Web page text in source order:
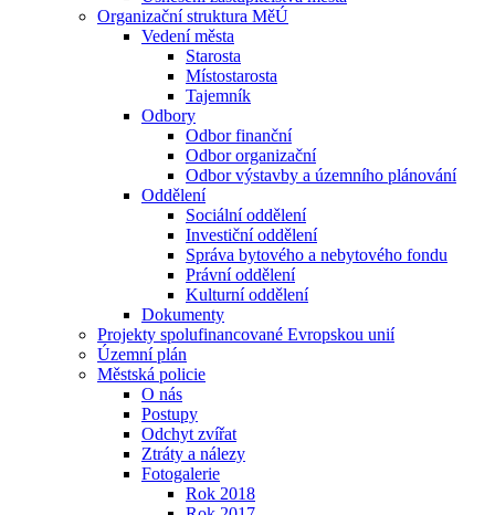
Organizační struktura MěÚ
Vedení města
Starosta
Místostarosta
Tajemník
Odbory
Odbor finanční
Odbor organizační
Odbor výstavby a územního plánování
Oddělení
Sociální oddělení
Investiční oddělení
Správa bytového a nebytového fondu
Právní oddělení
Kulturní oddělení
Dokumenty
Projekty spolufinancované Evropskou unií
Územní plán
Městská policie
O nás
Postupy
Odchyt zvířat
Ztráty a nálezy
Fotogalerie
Rok 2018